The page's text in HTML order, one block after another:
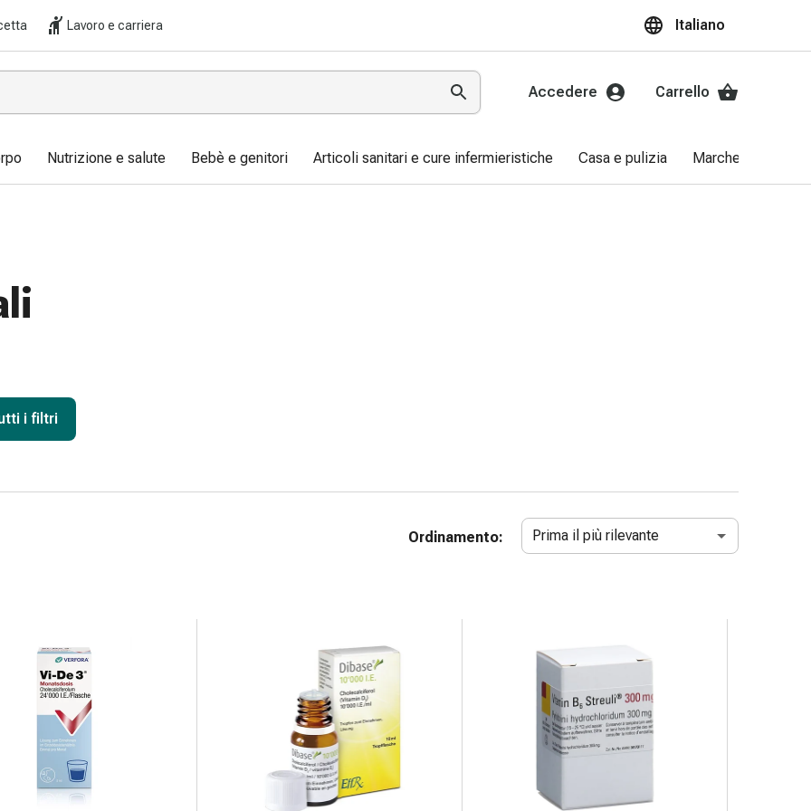
Lavoro e carriera Italiano
Accedere Carrello
Nutrizione e salute Bebè e genitori Articoli sanitari e cure infermieristiche Casa e pulizia Marche
i filtri
Ordinamento: Prima il più rilevante